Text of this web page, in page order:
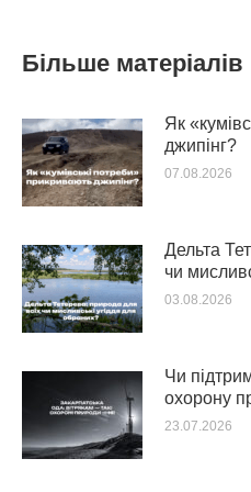
Більше матеріалів
Як
джипінг?
07.08.2026
Дельта
чи
03.08.2026
Чи
охорону
23.07.2026